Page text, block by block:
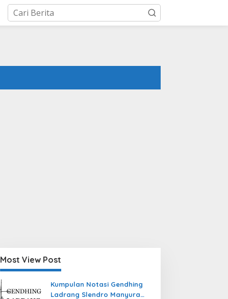
Most View Post
Kumpulan Notasi Gendhing
Ladrang Slendro Manyura